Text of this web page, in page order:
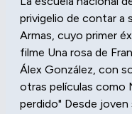
privigelio de contar a
Armas, cuyo primer
filme Una rosa de
Álex González, con
otras películas como
perdido" Desde